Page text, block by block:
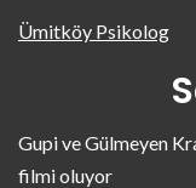
Ümitköy Psikolog
Gupi ve Gülmeyen
filmi oluyor